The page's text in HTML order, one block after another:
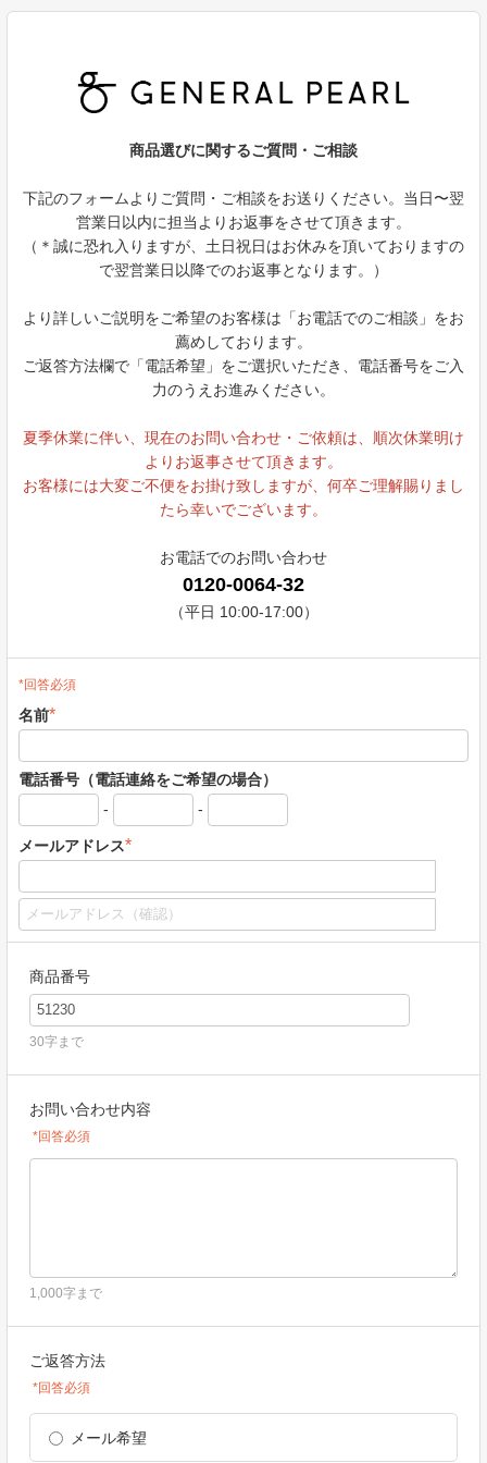
商品選びに関するご質問・ご相談
下記のフォームよりご質問・ご相談をお送りください。当日〜翌
営業日以内に担当よりお返事をさせて頂きます。
（＊誠に恐れ入りますが、土日祝日はお休みを頂いておりますの
で翌営業日以降でのお返事となります。）
より詳しいご説明をご希望のお客様は「お電話でのご相談」をお
薦めしております。
ご返答方法欄で「電話希望」をご選択いただき、電話番号をご入
力のうえお進みください。
夏季休業に伴い、現在のお問い合わせ・ご依頼は、順次休業明け
よりお返事させて頂きます。
お客様には大変ご不便をお掛け致しますが、何卒ご理解賜りまし
たら幸いでございます。
お電話でのお問い合わせ
0120-0064-32
（平日 10:00-17:00）
*回答必須
名前*
電話番号（電話連絡をご希望の場合）
-
-
メールアドレス*
商品番号
30字まで
お問い合わせ内容
*回答必須
1,000字まで
ご返答方法
*回答必須
メール希望